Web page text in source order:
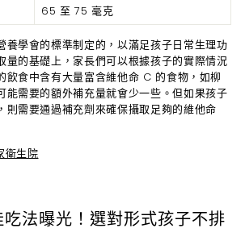
65 至 75 毫克
養學會的標準制定的，以滿足孩子日常生理功
量的基礎上，家長們可以根據孩子的實際情況
飲食中含有大量富含維他命 C 的食物，如柳
能需要的額外補充量就會少一些。但如果孩子
則需要通過補充劑來確保攝取足夠的維他命
衛生院
法曝光！選對形式孩子不排